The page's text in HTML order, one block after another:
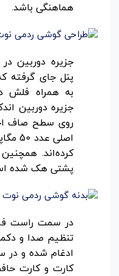
هماهنگی باشد.
جزیره دوربین
پنل جای گرفته
به همراه فلش
جزیره دوربین
روی سطح صاف
اصلی
پشتی هک شده
در سمت راست
تنظیم صدا و
ادغام شده و
کارت و کارت